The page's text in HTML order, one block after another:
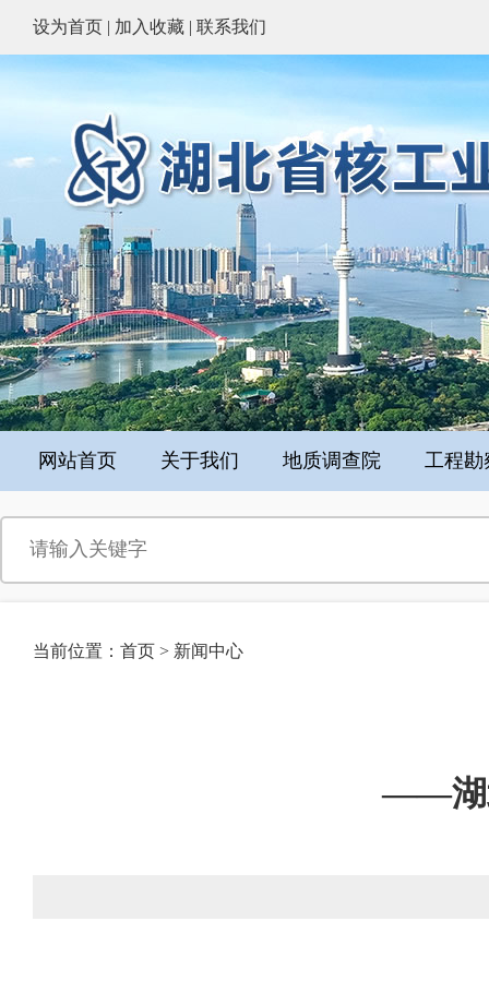
设为首页 | 加入收藏 | 联系我们
网站首页 关于我们 地质调查院 工程勘
当前位置： 首页 > 新闻中心
——湖